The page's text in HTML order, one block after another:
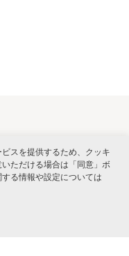
スを提供するため、クッキ
ただける場合は「同意」ボ
る情報や設定については